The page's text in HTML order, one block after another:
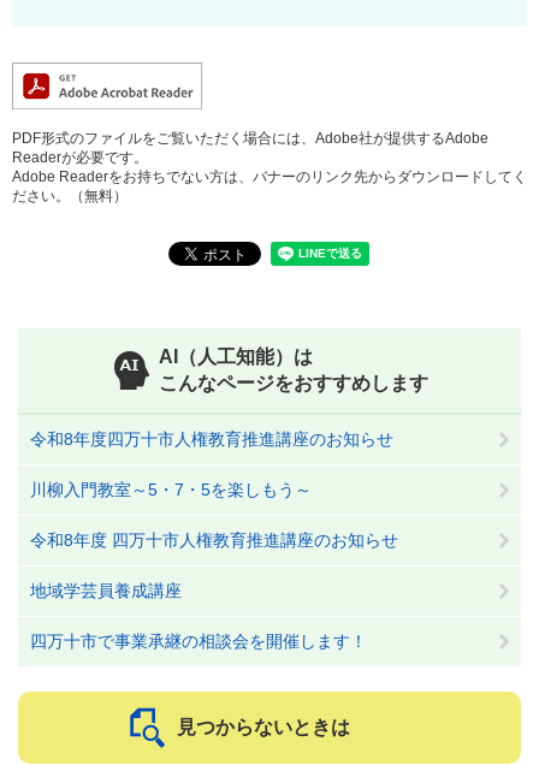
PDF形式のファイルをご覧いただく場合には、Adobe社が提供するAdobe
Readerが必要です。
Adobe Readerをお持ちでない方は、バナーのリンク先からダウンロードしてく
ださい。（無料）
AI（人工知能）は
こんなページをおすすめします
令和8年度四万十市人権教育推進講座のお知らせ
川柳入門教室～5・7・5を楽しもう～
令和8年度 四万十市人権教育推進講座のお知らせ
地域学芸員養成講座
四万十市で事業承継の相談会を開催します！
見つからないときは